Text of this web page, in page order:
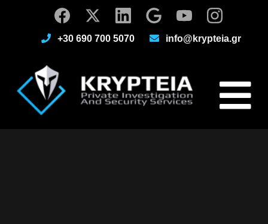
+30 690 700 5070 info@krypteia.gr